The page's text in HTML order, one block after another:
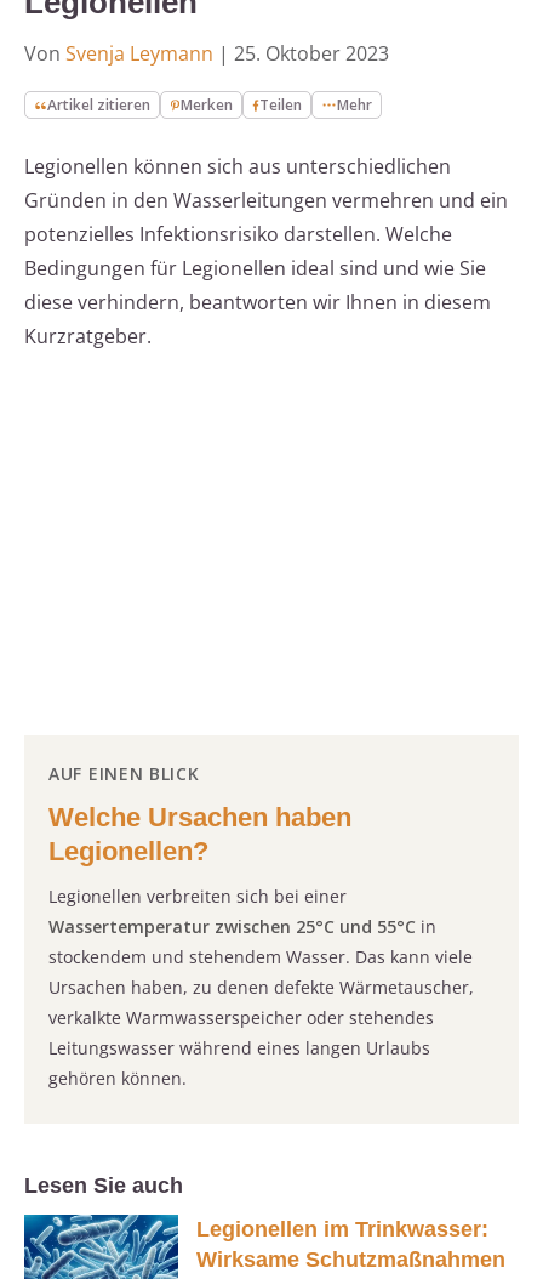
Von Svenja Leymann | 25. Oktober 2023
Artikel zitieren Merken Teilen Mehr
Legionellen können sich aus unterschiedlichen
Gründen in den Wasserleitungen vermehren und ein
potenzielles Infektionsrisiko darstellen. Welche
Bedingungen für Legionellen ideal sind und wie Sie
diese verhindern, beantworten wir Ihnen in diesem
Kurzratgeber.
AUF EINEN BLICK
Welche Ursachen haben
Legionellen?
Legionellen verbreiten sich bei einer
Wassertemperatur zwischen 25°C und 55°C in
stockendem und stehendem Wasser. Das kann viele
Ursachen haben, zu denen defekte Wärmetauscher,
verkalkte Warmwasserspeicher oder stehendes
Leitungswasser während eines langen Urlaubs
gehören können.
Lesen Sie auch
Legionellen im Trinkwasser:
Wirksame Schutzmaßnahmen